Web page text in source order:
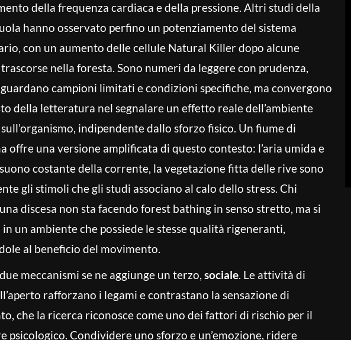
della frequenza cardiaca e della pressione. Altri studi della
hanno osservato perfino un potenziamento del sistema
con un aumento delle cellule Natural Killer dopo alcune
nella foresta. Sono numeri da leggere con prudenza,
campioni limitati e condizioni specifiche, ma convergono
della letteratura nel segnalare un effetto reale dell’ambiente
indipendente dallo sforzo fisico. Un fiume di
offre una versione amplificata di questo contesto: l’aria umida e
costante della corrente, la vegetazione fitta delle rive sono
gli stimoli che gli studi associano al calo dello stress. Chi
discesa non sta facendo forest bathing in senso stretto, ma si
un ambiente che possiede le stesse qualità rigeneranti,
al beneficio del movimento.
meccanismi se ne aggiunge un terzo, sociale. Le attività di
rafforzano i legami e contrastano la sensazione di
che la ricerca riconosce come uno dei fattori di rischio per il
psicologico. Condividere uno sforzo e un’emozione, ridere